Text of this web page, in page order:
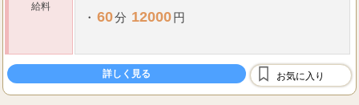
給料
・ 60分 12000円
・90分15000円
・120分19000円
詳しく見る お気に入り